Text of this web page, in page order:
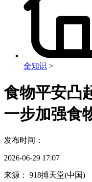
全知识 >
食物平安凸
一步加强食
发布时间：
2026-06-29 17:07
来源： 918搏天堂(中国)